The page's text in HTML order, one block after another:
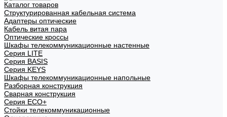
Каталог товаров
Структурированная кабельная система
Адаптеры оптические
Кабель витая пара
Оптические кроссы
Шкафы телекоммуникационные настенные
Cерия LITE
Cерия BASIS
Cерия KEYS
Шкафы телекоммуникационные напольные
Разборная конструкция
Сварная конструкция
Серия ECO+
Стойки телекоммуникационные